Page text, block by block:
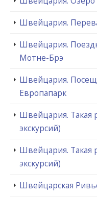
Швейцария.
Швейцария.
Мотне-Брэ
Швейцария.
Европапарк
Швейцария. Такая
экскурсий)
Швейцария. Такая
экскурсий)
Швейцарская